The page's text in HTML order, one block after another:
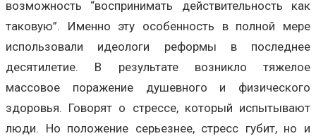
возможность “воспринимать действительность как
таковую”. Именно эту особенность в полной мере
использовали идеологи реформы в последнее
десятилетие. В результате возникло тяжелое
массовое поражение душевного и физического
здоровья. Говорят о стрессе, который испытывают
люди. Но положение серьезнее, стресс губит, но и